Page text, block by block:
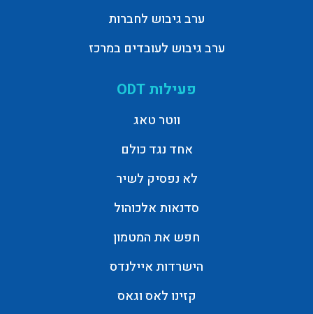
ערב גיבוש לחברות
ערב גיבוש לעובדים במרכז
פעילות ODT
ווטר טאג
אחד נגד כולם
לא נפסיק לשיר
סדנאות אלכוהול
חפש את המטמון
הישרדות איילנדס
קזינו לאס וגאס